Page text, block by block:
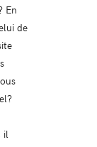
En
de
il